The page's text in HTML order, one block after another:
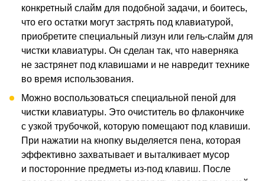
конкретный слайм для подобной задачи, и боитесь,
что его остатки могут застрять под клавиатурой,
приобретите специальный лизун или гель-слайм для
чистки клавиатуры. Он сделан так, что наверняка
не застрянет под клавишами и не навредит технике
во время использования.
Можно воспользоваться специальной пеной для
чистки клавиатуры. Это очиститель во флакончике
с узкой трубочкой, которую помещают под клавиши.
При нажатии на кнопку выделяется пена, которая
эффективно захватывает и выталкивает мусор
и посторонние предметы из-под клавиш. После